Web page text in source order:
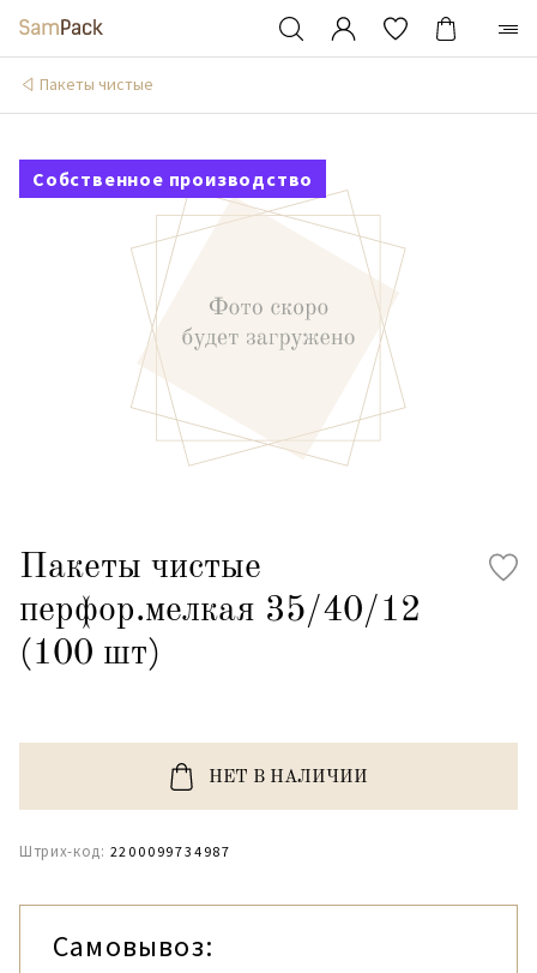
Пакеты чистые
Собственное производство
Пакеты чистые
перфор.мелкая 35/40/12
(100 шт)
НЕТ В НАЛИЧИИ
Штрих-код: 2200099734987
Самовывоз: